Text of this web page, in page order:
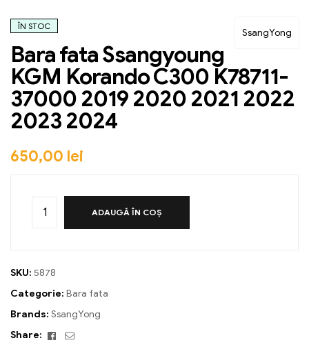
SsangYong
ÎN STOC
Bara fata Ssangyoung
KGM Korando C300 K78711-
37000 2019 2020 2021 2022
2023 2024
650,00 lei
ADAUGĂ ÎN COȘ
SKU: 5878
Categorie: Bara fata
Brands: SsangYong
Share:
Facebook
Email